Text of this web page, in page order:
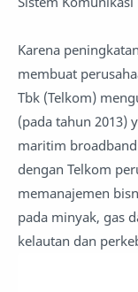
Karena
membuat
Tbk (Telkom)
(pada tahun 2013)
maritim
dengan Telkom
memanajemen
pada minyak, gas
kelautan dan